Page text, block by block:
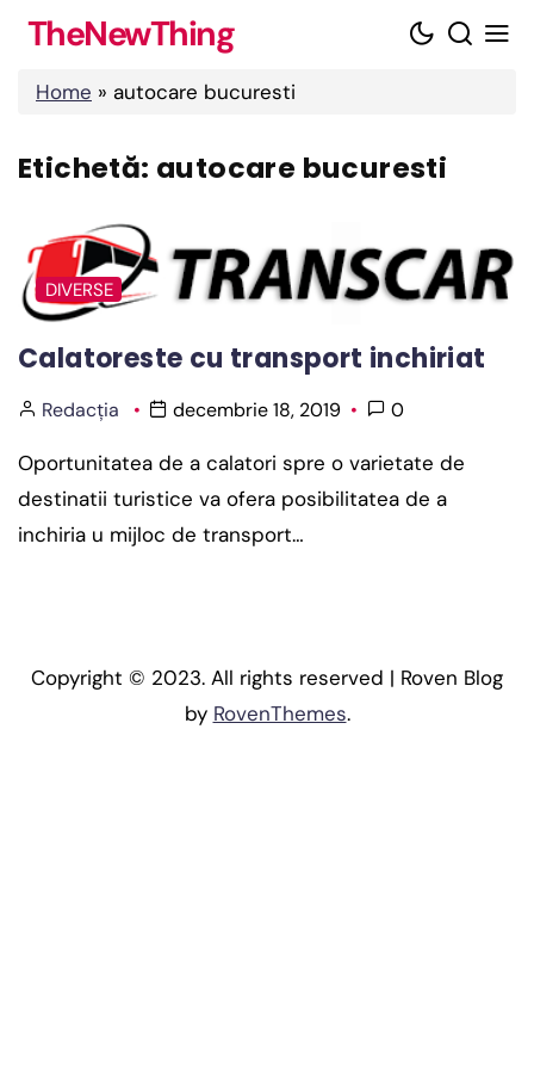
Skip
content
TheNewThing
Home » autocare bucuresti
Etichetă: autocare bucuresti
DIVERSE
Calatoreste cu transport inchiriat
Redacția decembrie 18, 2019 0
Oportunitatea de a calatori spre o varietate de
destinatii turistice va ofera posibilitatea de a
inchiria u mijloc de transport…
Copyright © 2023. All rights reserved | Roven Blog
by RovenThemes.